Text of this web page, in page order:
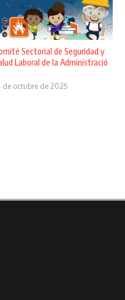
Sectorial de Seguridad y
Laboral de la Administració
de octubre de 2025